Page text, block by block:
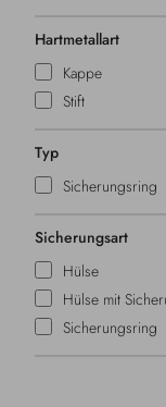
Hartmetallart
Kappe
Stift
Typ
Sicherungsring
Sicherungsart
Hülse
Hülse mit
Sicherungsring